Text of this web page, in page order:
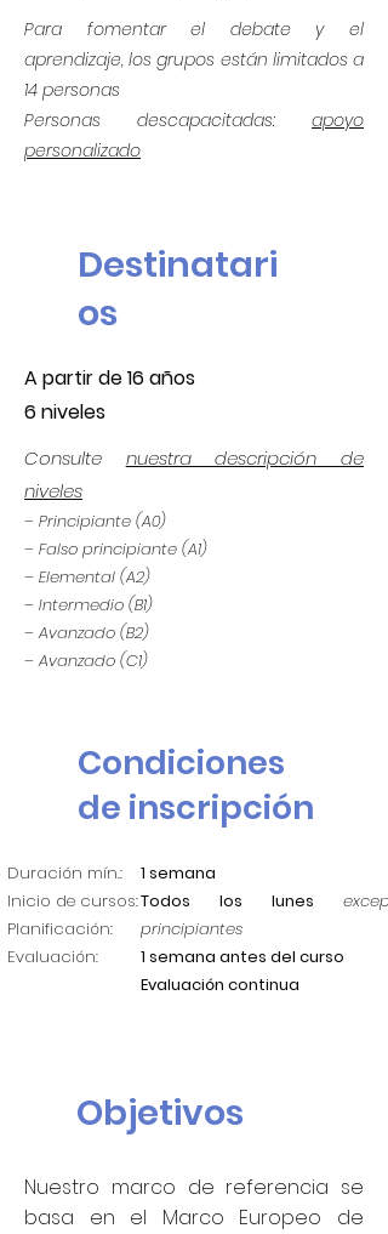
Para fomentar el debate y el
aprendizaje, los grupos están limitados a
14 personas
Personas descapacitadas: apoyo
personalizado
Destinatari
os
A partir de 16 años
6 niveles
Consulte nuestra descripción de
niveles
– Principiante (A0)
– Falso principiante (A1)
– Elemental (A2)
– Intermedio (B1)
– Avanzado (B2)
– Avanzado (C1)
Condiciones
de inscripción
​Duración mín.:
Inicio de cursos:
Planificación:
Evaluación:
1 semana
Todos los lunes
principiantes
1 semana antes del curso
Evaluación continua
Objetivos
Nuestro marco de referencia se
basa en el Marco Europeo de